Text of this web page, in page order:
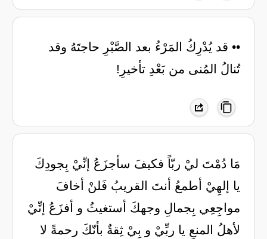
•• قد يُدْرِكُ المَرْءُ بعد الصَّبْرِ حاجتَهُ ‏وقد
تُنالُ المُنى من بَعْدِ تأخيرِ!
مَا دُمْتَ ليْ ربّاً فكيفَ سأجزَعُ إنِّيْ بِجودِكَ
يا إلهِيْ أطمعُ أنتَ القريبُ فَلنْ أخافَ
مواجِعِي بِجمالِ وجهكَ أستغيثُ و أفزَعُ إنِّيْ
لأهلُ المنعِ يا ربِّيْ و بِيْ ثِقةٌ بأنّكَ رحمةً لا